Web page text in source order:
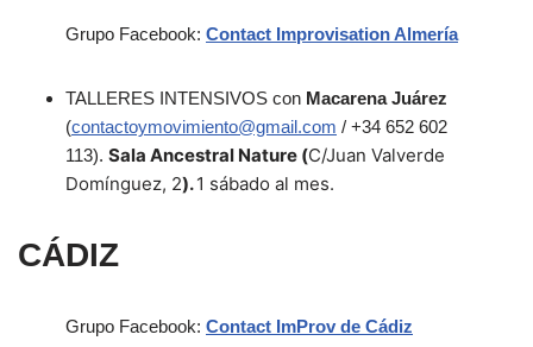
Grupo Facebook: Contact Improvisation Almería
TALLERES INTENSIVOS con Macarena Juárez
(contactoymovimiento@gmail.com / +34 652 602
113). Sala Ancestral Nature (C/Juan Valverde
Domínguez, 2).1 sábado al mes.
CÁDIZ
Grupo Facebook: Contact ImProv de Cádiz